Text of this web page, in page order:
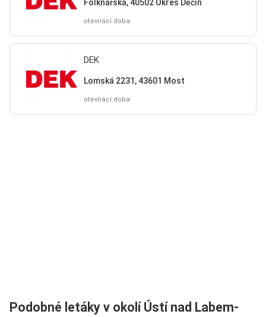
Folknářská, 40502 Okres Děčín
otevírací doba
DEK
Lomská 2231, 43601 Most
otevírací doba
Podobné letáky v okolí Ústí nad Labem-